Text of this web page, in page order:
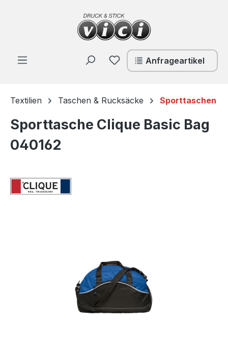
Zum Hauptinhalt springen
Du hast 0 Produkte auf
Anfrageartikel
Textilien Taschen & Rucksäcke Sporttaschen
Sporttasche Clique Basic Bag
040162